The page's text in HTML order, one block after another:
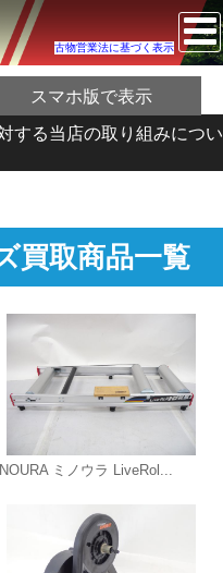
古物営業法に基づく表示
スマホ版で表示
する当店の取り組みについ
買取商品一覧
ミノウラ LiveRol...